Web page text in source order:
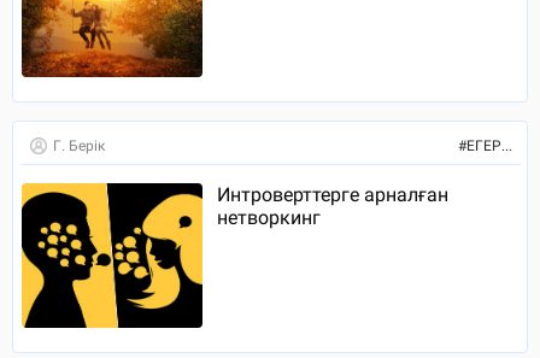
Г. Берік #ЕГЕР...
Интроверттерге арналған
нетворкинг